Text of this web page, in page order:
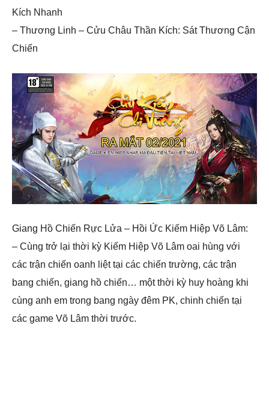
Kích Nhanh
– Thương Linh – Cửu Châu Thần Kích: Sát Thương Cận
Chiến
Giang Hồ Chiến Rực Lửa – Hồi Ức Kiếm Hiệp Võ Lâm:
– Cùng trở lại thời kỳ Kiếm Hiệp Võ Lâm oai hùng với
các trận chiến oanh liệt tại các chiến trường, các trận
bang chiến, giang hồ chiến… một thời kỳ huy hoàng khi
cùng anh em trong bang ngày đêm PK, chinh chiến tại
các game Võ Lâm thời trước.